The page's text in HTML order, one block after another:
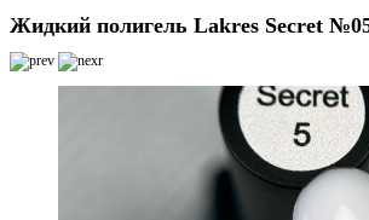
Жидкий полигель Lakres Secret